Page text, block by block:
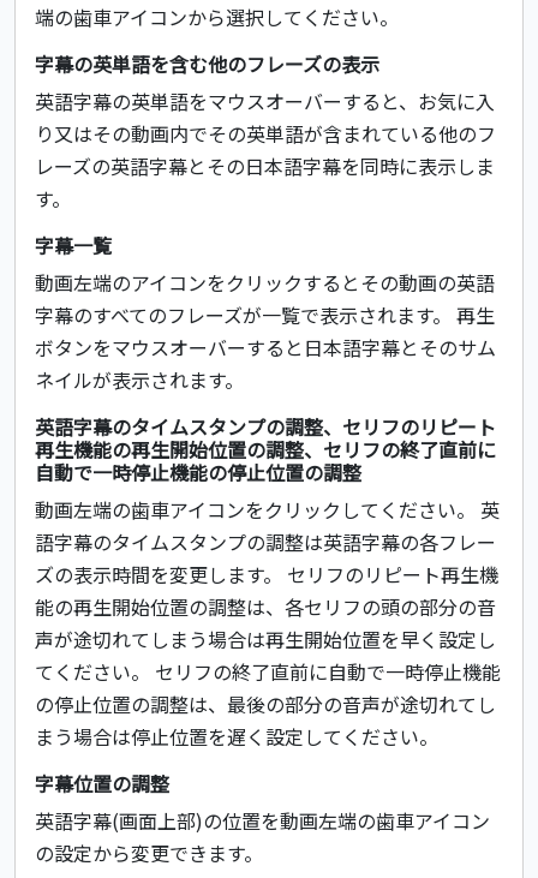
端の歯車アイコンから選択してください。
字幕の英単語を含む他のフレーズの表示
英語字幕の英単語をマウスオーバーすると、お気に入
り又はその動画内でその英単語が含まれている他のフ
レーズの英語字幕とその日本語字幕を同時に表示しま
す。
字幕一覧
動画左端のアイコンをクリックするとその動画の英語
字幕のすべてのフレーズが一覧で表示されます。 再生
ボタンをマウスオーバーすると日本語字幕とそのサム
ネイルが表示されます。
英語字幕のタイムスタンプの調整、セリフのリピート
再生機能の再生開始位置の調整、セリフの終了直前に
自動で一時停止機能の停止位置の調整
動画左端の歯車アイコンをクリックしてください。 英
語字幕のタイムスタンプの調整は英語字幕の各フレー
ズの表示時間を変更します。 セリフのリピート再生機
能の再生開始位置の調整は、各セリフの頭の部分の音
声が途切れてしまう場合は再生開始位置を早く設定し
てください。 セリフの終了直前に自動で一時停止機能
の停止位置の調整は、最後の部分の音声が途切れてし
まう場合は停止位置を遅く設定してください。
字幕位置の調整
英語字幕(画面上部)の位置を動画左端の歯車アイコン
の設定から変更できます。